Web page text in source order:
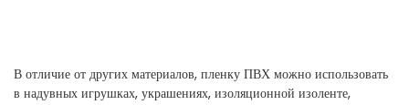
В отличие от других материалов, пленку ПВХ можно использовать
в надувных игрушках, украшениях, изоляционной изоленте,